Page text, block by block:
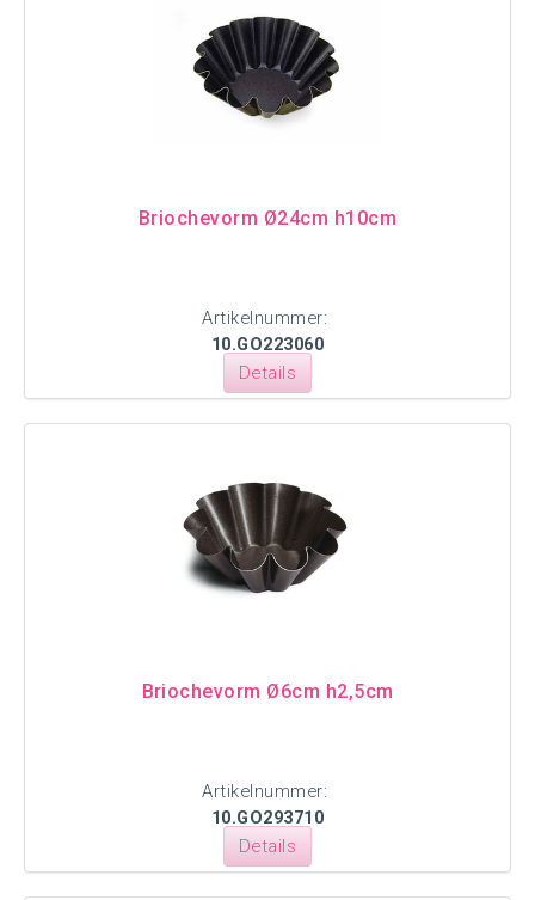
Briochevorm Ø24cm h10cm
Artikelnummer:
10.GO223060
Details
Briochevorm Ø6cm h2,5cm
Artikelnummer:
10.GO293710
Details